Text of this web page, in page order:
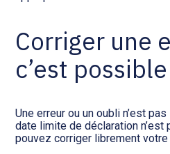
Corriger une
c’est possible
Une erreur ou un oubli n’est
date limite de déclaration n’est
pouvez corriger librement